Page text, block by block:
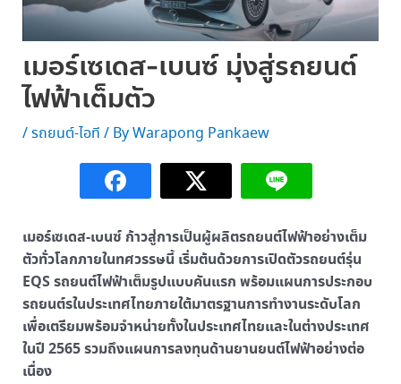
เมอร์เซเดส-เบนซ์ มุ่งสู่รถยนต์
ไฟฟ้าเต็มตัว
/รถยนต์-ไอที / ByWarapong Pankaew
เมอร์เซเดส-เบนซ์ ก้าวสู่การเป็นผู้ผลิตรถยนต์ไฟฟ้าอย่างเต็ม
ตัวทั่วโลกภายในทศวรรษนี้ เริ่มต้นด้วยการเปิดตัวรถยนต์รุ่น
EQS รถยนต์ไฟฟ้าเต็มรูปแบบคันแรก พร้อมแผนการประกอบ
รถยนต์รในประเทศไทยภายใต้มาตรฐานการทำงานระดับโลก
เพื่อเตรียมพร้อมจำหน่ายทั้งในประเทศไทยและในต่างประเทศ
ในปี 2565 รวมถึงแผนการลงทุนด้านยานยนต์ไฟฟ้าอย่างต่อ
เนื่อง